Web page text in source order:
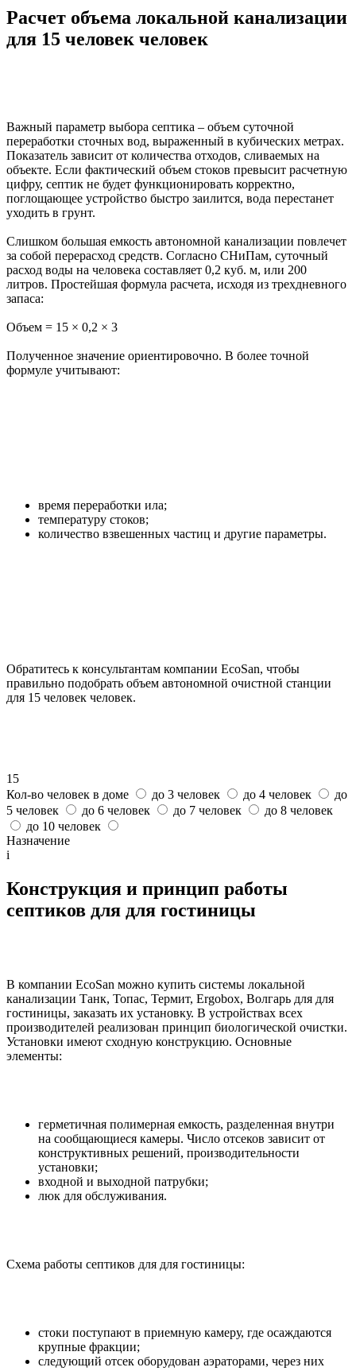
Расчет объема локальной канализации
для 15 человек человек
Важный параметр выбора септика – объем суточной
переработки сточных вод, выраженный в кубических метрах.
Показатель зависит от количества отходов, сливаемых на
объекте. Если фактический объем стоков превысит расчетную
цифру, септик не будет функционировать корректно,
поглощающее устройство быстро заилится, вода перестанет
уходить в грунт.
Слишком большая емкость автономной канализации повлечет
за собой перерасход средств. Согласно СНиПам, суточный
расход воды на человека составляет 0,2 куб. м, или 200
литров. Простейшая формула расчета, исходя из трехдневного
запаса:
Объем = 15 × 0,2 × 3
Полученное значение ориентировочно. В более точной
формуле учитывают:
время переработки ила;
температуру стоков;
количество взвешенных частиц и другие параметры.
Обратитесь к консультантам компании EcoSan, чтобы
правильно подобрать объем автономной очистной станции
для 15 человек человек.
15
Кол-во человек в доме
до 3 человек до 4 человек
до
5 человек
до 6 человек до 7 человек
до 8 человек
до 10 человек
Назначение
i
Конструкция и принцип работы
септиков для для гостиницы
В компании EcoSan можно купить системы локальной
канализации Танк, Топас, Термит, Ergobox, Волгарь для для
гостиницы, заказать их установку. В устройствах всех
производителей реализован принцип биологической очистки.
Установки имеют сходную конструкцию. Основные
элементы:
герметичная полимерная емкость, разделенная внутри
на сообщающиеся камеры. Число отсеков зависит от
конструктивных решений, производительности
установки;
входной и выходной патрубки;
люк для обслуживания.
Схема работы септиков для для гостиницы:
стоки поступают в приемную камеру, где осаждаются
крупные фракции;
следующий отсек оборудован аэраторами, через них